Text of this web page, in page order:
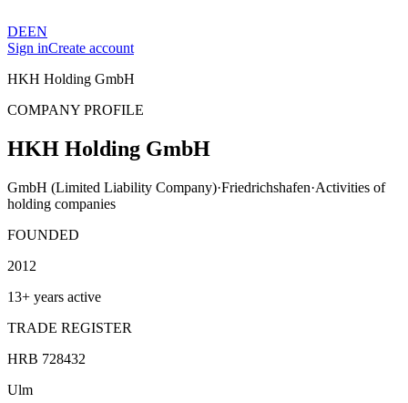
DEEN
Sign inCreate account
HKH Holding GmbH
COMPANY PROFILE
HKH Holding GmbH
GmbH (Limited Liability Company)·Friedrichshafen·Activities of
holding companies
FOUNDED
2012
13+ years active
TRADE REGISTER
HRB 728432
Ulm